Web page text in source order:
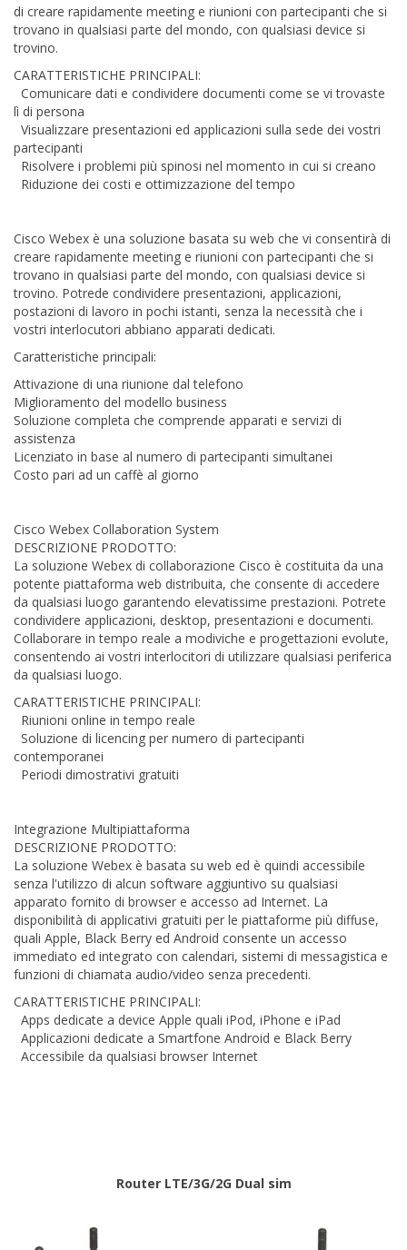
di creare rapidamente meeting e riunioni con partecipanti che si
trovano in qualsiasi parte del mondo, con qualsiasi device si
trovino.
CARATTERISTICHE PRINCIPALI:
Comunicare dati e condividere documenti come se vi trovaste
lì di persona
Visualizzare presentazioni ed applicazioni sulla sede dei vostri
partecipanti
Risolvere i problemi più spinosi nel momento in cui si creano
Riduzione dei costi e ottimizzazione del tempo
Cisco Webex è una soluzione basata su web che vi consentirà di
creare rapidamente meeting e riunioni con partecipanti che si
trovano in qualsiasi parte del mondo, con qualsiasi device si
trovino. Potrede condividere presentazioni, applicazioni,
postazioni di lavoro in pochi istanti, senza la necessità che i
vostri interlocutori abbiano apparati dedicati.
Caratteristiche principali:
Attivazione di una riunione dal telefono
Miglioramento del modello business
Soluzione completa che comprende apparati e servizi di
assistenza
Licenziato in base al numero di partecipanti simultanei
Costo pari ad un caffè al giorno
Cisco Webex Collaboration System
DESCRIZIONE PRODOTTO:
La soluzione Webex di collaborazione Cisco è costituita da una
potente piattaforma web distribuita, che consente di accedere
da qualsiasi luogo garantendo elevatissime prestazioni. Potrete
condividere applicazioni, desktop, presentazioni e documenti.
Collaborare in tempo reale a modiviche e progettazioni evolute,
consentendo ai vostri interlocitori di utilizzare qualsiasi periferica
da qualsiasi luogo.
CARATTERISTICHE PRINCIPALI:
Riunioni online in tempo reale
Soluzione di licencing per numero di partecipanti
contemporanei
Periodi dimostrativi gratuiti
Integrazione Multipiattaforma
DESCRIZIONE PRODOTTO:
La soluzione Webex è basata su web ed è quindi accessibile
senza l'utilizzo di alcun software aggiuntivo su qualsiasi
apparato fornito di browser e accesso ad Internet. La
disponibilità di applicativi gratuiti per le piattaforme più diffuse,
quali Apple, Black Berry ed Android consente un accesso
immediato ed integrato con calendari, sistemi di messagistica e
funzioni di chiamata audio/video senza precedenti.
CARATTERISTICHE PRINCIPALI:
Apps dedicate a device Apple quali iPod, iPhone e iPad
Applicazioni dedicate a Smartfone Android e Black Berry
Accessibile da qualsiasi browser Internet
Router LTE/3G/2G Dual sim